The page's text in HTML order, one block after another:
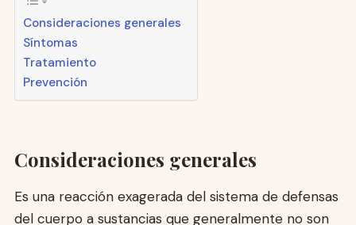
Consideraciones generales
Síntomas
Tratamiento
Prevención
Consideraciones generales
Es una reacción exagerada del sistema de defensas
del cuerpo a sustancias que generalmente no son